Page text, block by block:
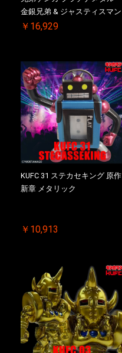
金銀兄弟 & ジャスティスマン
2.0 初回シリアルNO.入 ケース
￥16,929
KUFC 31 ステカセキング 原作
新章 メタリック
￥10,913